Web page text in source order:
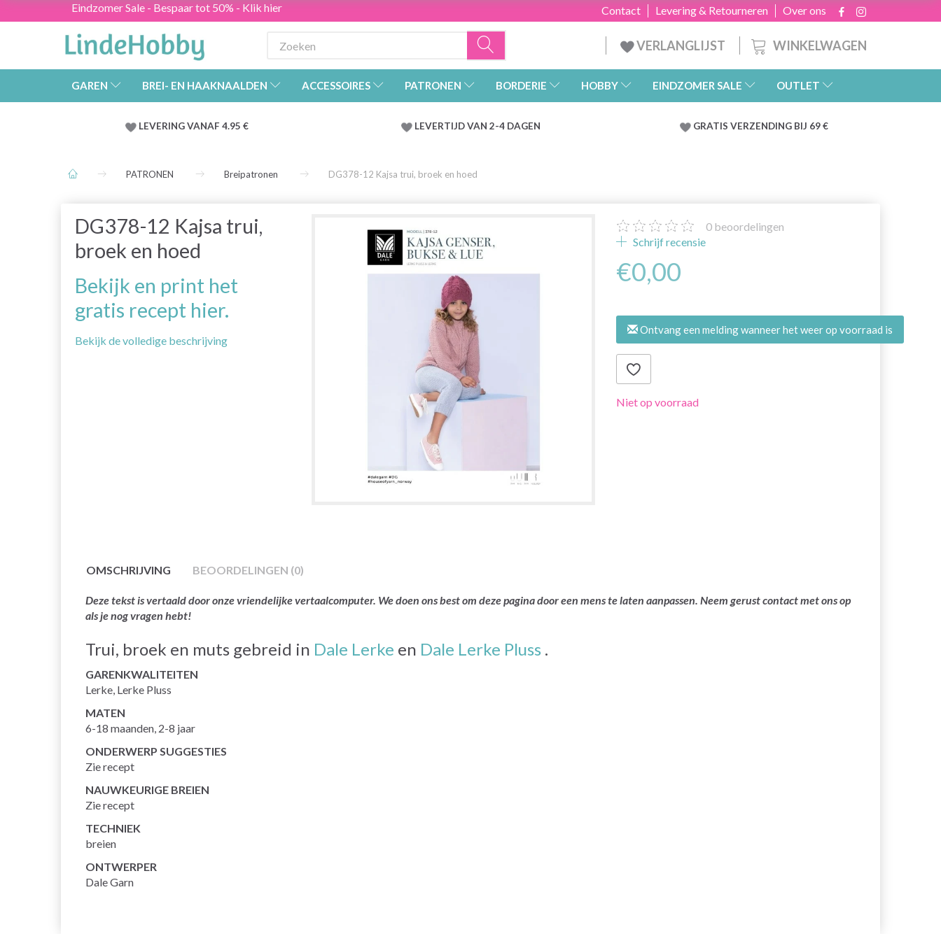
Eindzomer Sale - Bespaar tot 50% - Klik hier Over ons
Levering & Retourneren
Contact
WINKELWAGEN
VERLANGLIJST
GAREN BREI- EN HAAKNAALDEN ACCESSOIRES PATRONEN BORDERIE HOBBY EINDZOMER SALE OUTLET
LEVERING VANAF 4.95 € LEVERTIJD VAN 2-4 DAGEN GRATIS VERZENDING BIJ 69 €
PATRONEN Breipatronen DG378-12 Kajsa trui, broek en hoed
DG378-12 Kajsa trui,
broek en hoed
Bekijk en print het
gratis recept hier.
Bekijk de volledige beschrijving
0 beoordelingen
Schrijf recensie
€0,00
Ontvang een melding wanneer het weer op voorraad is
Niet op voorraad
OMSCHRIJVING BEOORDELINGEN (0)
Deze tekst is vertaald door onze vriendelijke vertaalcomputer. We doen ons best om deze pagina door een mens te laten aanpassen. Neem gerust contact met ons op
als je nog vragen hebt!
Trui, broek en muts gebreid in Dale Lerke en Dale Lerke Pluss .
GARENKWALITEITEN
Lerke, Lerke Pluss
MATEN
6-18 maanden, 2-8 jaar
ONDERWERP SUGGESTIES
Zie recept
NAUWKEURIGE BREIEN
Zie recept
TECHNIEK
breien
ONTWERPER
Dale Garn